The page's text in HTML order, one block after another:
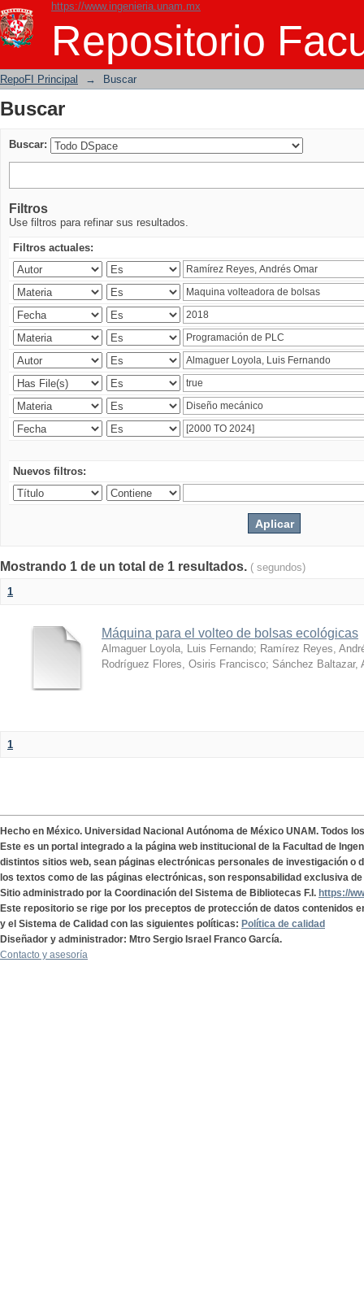
https://www.ingenieria.unam.mx
Repositorio
Buscar
RepoFI Principal → Buscar
Buscar
Buscar:
Filtros
Use filtros para refinar sus resultados.
Filtros actuales:
Nuevos filtros:
Mostrando 1 de un total de 1 resultados. ( segundos)
1
Máquina para el volteo de bolsas ecológicas
Almaguer Loyola, Luis Fernando; Ramírez Reyes,
Rodríguez Flores, Osiris Francisco; Sánchez Baltazar,
1
Hecho en México. Universidad Nacional Autónoma de México UNAM. Todos
Este es un portal integrado a la página web institucional de la Facultad de
distintos sitios web, sean páginas electrónicas personales de investigación o
los textos como de las páginas electrónicas, son responsabilidad exclusiva
Sitio administrado por la Coordinación del Sistema de Bibliotecas F.I. https://
Este repositorio se rige por los preceptos de protección de datos contenidos
y el Sistema de Calidad con las siguientes políticas: Política de calidad
Diseñador y administrador: Mtro Sergio Israel Franco García.
Contacto y asesoría